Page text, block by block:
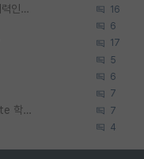
박사진학하기에 2억은 괜찮은 (?) 정도의 경제력인가요 16
6
17
5
6
7
우리나라도 학구 열풍보면 Higher Doctorate 학위가 필요하다고 봅니다. 7
4